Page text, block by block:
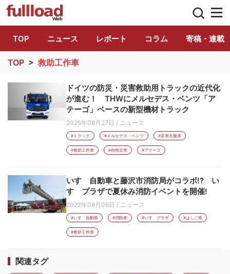
トラック総合情報誌「フルロード」公式
TOP ニュース レポート コラム 寄稿・連載
TOP >救助工作車
ドイツの防災・災害救助用トラックの近代化
が進む！ THWにメルセデス・ベンツ「ア
テーゴ」ベースの新型機材トラック
2025年08月27日 / ニュース
#トラック #メルセデス・ベンツ #災害支援車
#救助工作車 #自然災害 #アテーゴ
いすゞ自動車と藤沢市消防局がコラボ!? い
すゞプラザで夏休み消防イベントを開催!
2022年08月06日 / ニュース
#いすゞ自動車 #消防車 #いすゞプラザ #はしご車
#救助工作車
関連タグ